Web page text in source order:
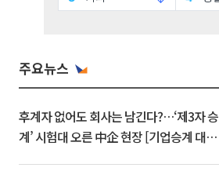
주요뉴스
후계자 없어도 회사는 남긴다?…‘제3자 승
계’ 시험대 오른 中企 현장 [기업승계 대전